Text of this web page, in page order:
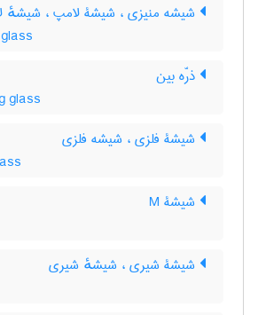
شیشه منیزی ، شیشۀ لامپ ، شیشهٔ
ذرّه بین
glass
شیشۀ فلزی ، شیشه فلزی
شیشۀ M
شیشۀ شیری ، شیشهٔ شیری